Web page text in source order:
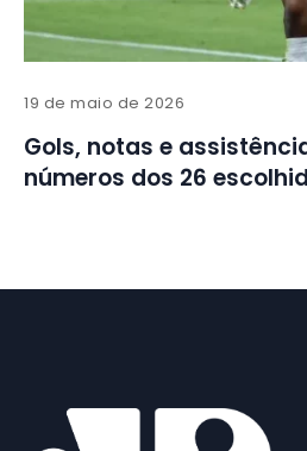
19 de maio de 2026
Gols, notas e
números dos 26